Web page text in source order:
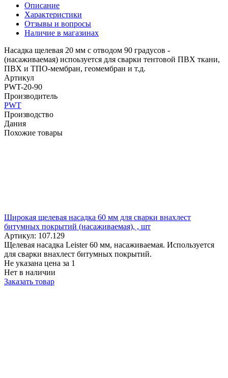
Описание
Характеристики
Отзывы и вопросы
Наличие в магазинах
Насадка щелевая 20 мм с отводом 90 градусов -
(насаживаемая) испоьзуется для сварки тентовой ПВХ ткани,
ПВХ и ТПО-мембран, геомембран и т.д.
Артикул
PWT-20-90
Производитель
PWT
Производство
Дания
Похожие товары
Широкая щелевая насадка 60 мм для сварки внахлест
битумных покрытий (насаживаемая), , шт
Артикул: 107.129
Щелевая насадка Leister 60 мм, насаживаемая. Используется
для сварки внахлест битумных покрытий.
Не указана цена за 1
Нет в наличии
Заказать товар